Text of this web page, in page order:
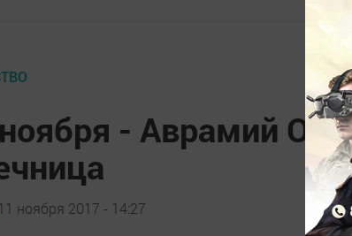
- Аврамий
ноября 2017 - 14:27